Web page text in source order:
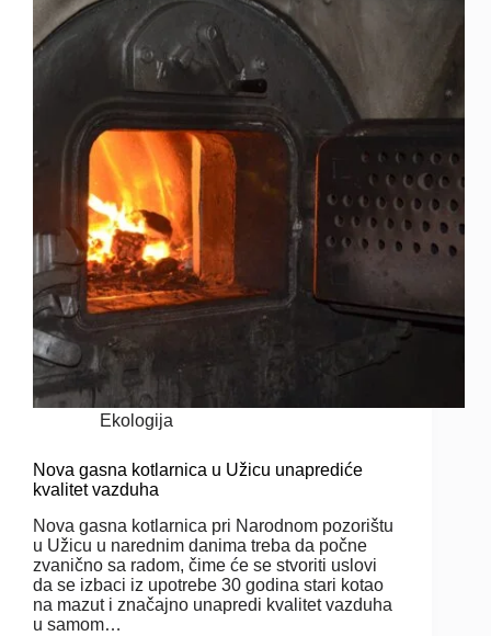
Ekologija
Nova gasna kotlarnica u Užicu unaprediće
kvalitet vazduha
Nova gasna kotlarnica pri Narodnom pozorištu
u Užicu u narednim danima treba da počne
zvanično sa radom, čime će se stvoriti uslovi
da se izbaci iz upotrebe 30 godina stari kotao
na mazut i značajno unapredi kvalitet vazduha
u samom…